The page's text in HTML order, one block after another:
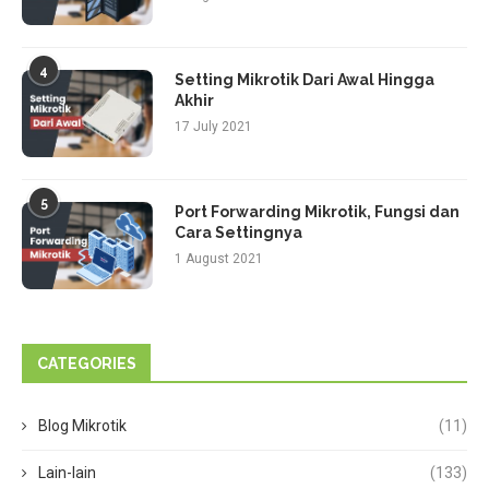
4
Setting Mikrotik Dari Awal Hingga
Akhir
17 July 2021
5
Port Forwarding Mikrotik, Fungsi dan
Cara Settingnya
1 August 2021
CATEGORIES
Blog Mikrotik (11)
Lain-lain (133)